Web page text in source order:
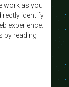
work as you
identify
experience.
by reading